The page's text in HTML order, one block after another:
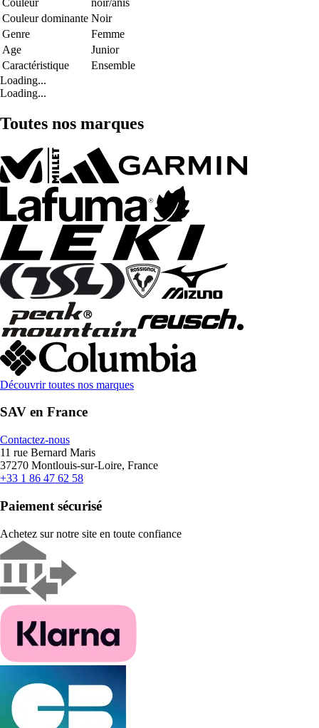
Couleur dominante Noir
Genre
Femme
Age
Junior
Caractéristique
Ensemble
Loading...
Loading...
Toutes nos marques
Découvrir toutes nos marques
SAV en France
Contactez-nous
11 rue Bernard Maris
37270 Montlouis-sur-Loire, France
+33 1 86 47 62 58
Paiement sécurisé
Achetez sur notre site en toute confiance